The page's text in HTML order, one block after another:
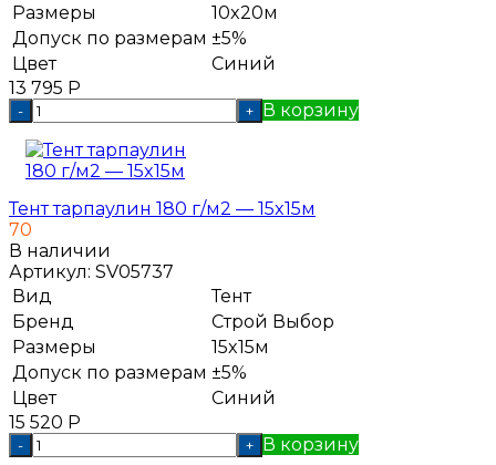
Размеры
10x20м
Допуск по размерам ±5%
Цвет
Синий
13 795 Р
- + В корзину
Тент тарпаулин 180 г/м2 — 15x15м
70
В наличии
Артикул: SV05737
Вид
Тент
Бренд
Строй Выбор
Размеры
15x15м
Допуск по размерам ±5%
Цвет
Синий
15 520 Р
- + В корзину